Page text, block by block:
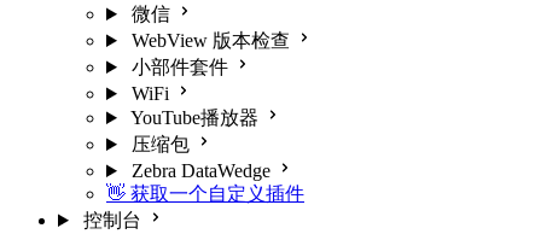
微信
WebView 版本检查
小部件套件
WiFi
YouTube播放器
压缩包
Zebra DataWedge
👋 获取一个自定义插件
控制台